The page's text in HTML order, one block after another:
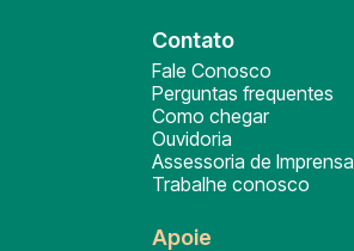
Contato
Fale Conosco
Perguntas frequentes
Como chegar
Ouvidoria
Assessoria de Imprensa
Trabalhe conosco
Apoie